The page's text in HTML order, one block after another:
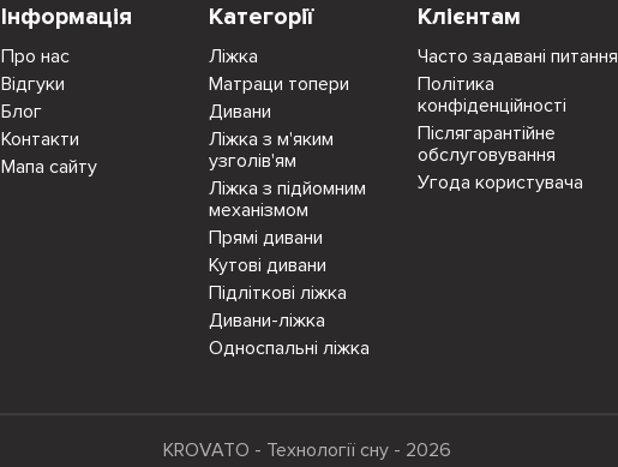
Інформація
Про нас
Відгуки
Блог
Контакти
Мапа сайту
Категорії
Ліжка
Матраци топери
Дивани
Ліжка з м'яким
узголів'ям
Ліжка з підйомним
механізмом
Прямі дивани
Кутові дивани
Підліткові ліжка
Дивани-ліжка
Односпальні ліжка
Клієнтам
Часто задавані питання
Політика
конфіденційності
Післягарантійне
обслуговування
Угода користувача
KROVATO - Технології сну - 2026